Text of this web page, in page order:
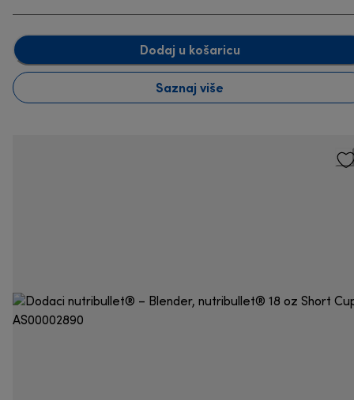
Dodaj u košaricu
Saznaj više